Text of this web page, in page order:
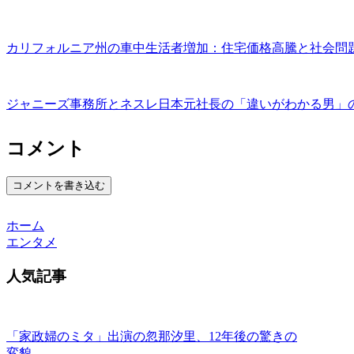
カリフォルニア州の車中生活者増加：住宅価格高騰と社会問
ジャニーズ事務所とネスレ日本元社長の「違いがわかる男」
コメント
コメントを書き込む
ホーム
エンタメ
人気記事
「家政婦のミタ」出演の忽那汐里、12年後の驚きの